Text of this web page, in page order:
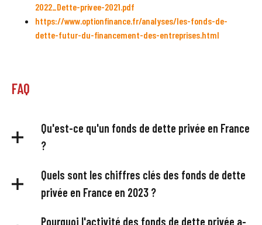
2022_Dette-privee-2021.pdf
https://www.optionfinance.fr/analyses/les-fonds-de-
dette-futur-du-financement-des-entreprises.html
FAQ
Qu'est-ce qu'un fonds de dette privée en France
?
d’investissement spécialisé dans le financement privé des
entreprises et des projets d’infrastructure.
Quels sont les chiffres clés des fonds de dette
privée en France en 2023 ?
Pourquoi l'activité des fonds de dette privée a-